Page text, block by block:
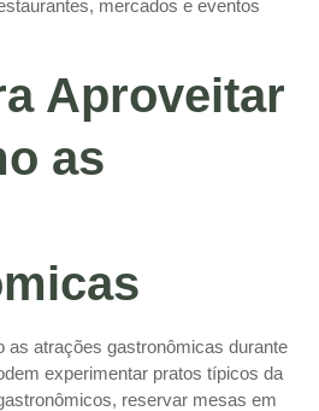
mercados e eventos
Aproveitar
as
as atrações gastronômicas durante
experimentar pratos típicos da
reservar mesas em